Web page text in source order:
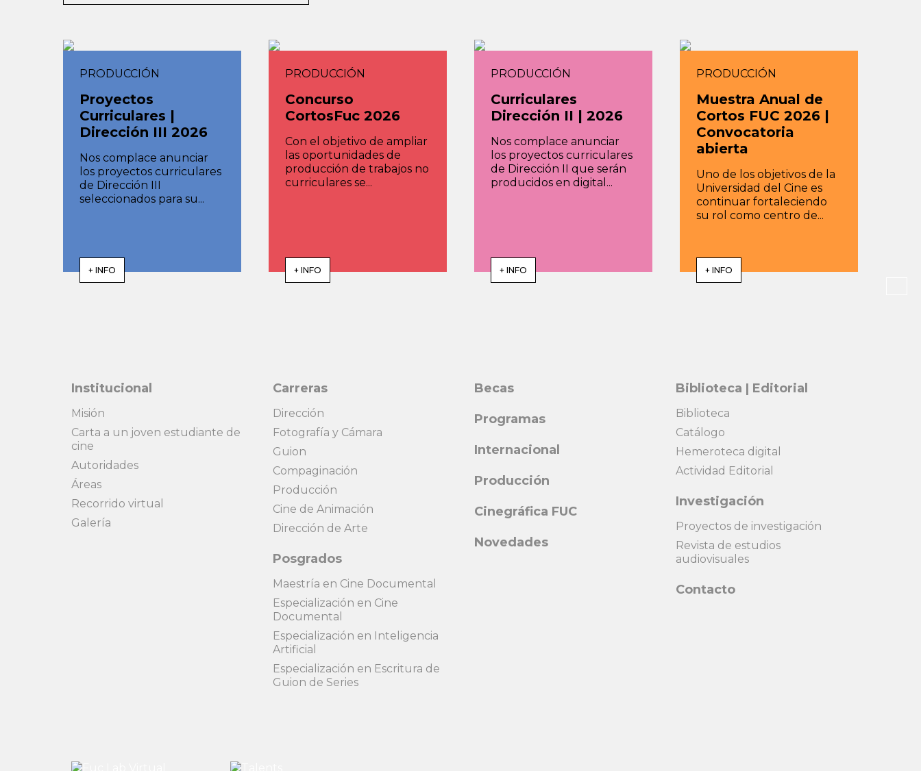
PRODUCCIÓN
Proyectos
Curriculares |
Dirección III 2026
Nos complace anunciar
los proyectos curriculares
de Dirección III
seleccionados para su...
+ INFO
PRODUCCIÓN
Concurso
CortosFuc 2026
Con el objetivo de ampliar
las oportunidades de
producción de trabajos no
curriculares se...
+ INFO
PRODUCCIÓN
Curriculares
Dirección II | 2026
Nos complace anunciar
los proyectos curriculares
de Dirección II que serán
producidos en digital...
+ INFO
PRODUCCIÓN
Muestra Anual de
Cortos FUC 2026 |
Convocatoria
abierta
Uno de los objetivos de la
Universidad del Cine es
continuar fortaleciendo
su rol como centro de...
+ INFO
Institucional
Misión
Carta a un joven estudiante de
cine
Autoridades
Áreas
Recorrido virtual
Galería
Carreras
Dirección
Fotografía y Cámara
Guion
Compaginación
Producción
Cine de Animación
Dirección de Arte
Posgrados
Maestría en Cine Documental
Especialización en Cine
Documental
Especialización en Inteligencia
Artificial
Especialización en Escritura de
Guion de Series
Becas
Programas
Internacional
Producción
Cinegráfica FUC
Novedades
Biblioteca | Editorial
Biblioteca
Catálogo
Hemeroteca digital
Actividad Editorial
Investigación
Proyectos de investigación
Revista de estudios
audiovisuales
Contacto